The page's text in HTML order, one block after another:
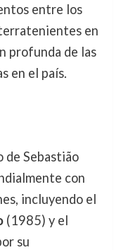
entre los
en
profunda de las
en el país.
de Sebastião
con
incluyendo el
(1985) y el
su